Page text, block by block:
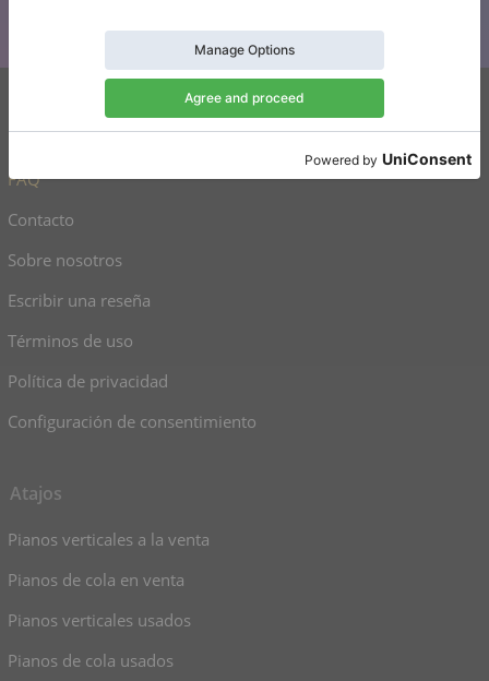
Klaviano
FAQ
Contacto
Sobre nosotros
Escribir una reseña
Términos de uso
Política de privacidad
Configuración de consentimiento
Atajos
Pianos verticales a la venta
Pianos de cola en venta
Pianos verticales usados
Pianos de cola usados